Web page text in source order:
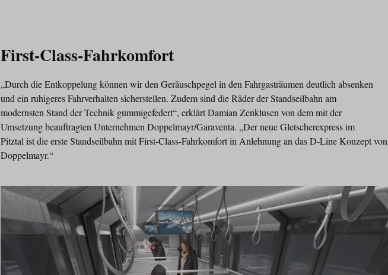
First-Class-Fahrkomfort
„Durch die Entkoppelung können wir den Geräuschpegel in den Fahrgasträumen deutlich absenken
und ein ruhigeres Fahrverhalten sicherstellen. Zudem sind die Räder der Standseilbahn am
modernsten Stand der Technik gummigefedert“, erklärt Damian Zenklusen von dem mit der
Umsetzung beauftragten Unternehmen Doppelmayr/Garaventa. „Der neue Gletscherexpress im
Pitztal ist die erste Standseilbahn mit First-Class-Fahrkomfort in Anlehnung an das D-Line Konzept von
Doppelmayr.“